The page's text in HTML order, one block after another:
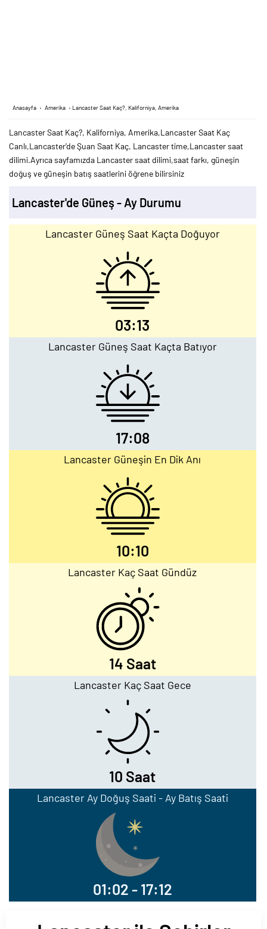
Anasayfa › Amerika › Lancaster Saat Kaç?, Kaliforniya, Amerika
Lancaster Saat Kaç?, Kaliforniya, Amerika,Lancaster Saat Kaç
Canlı,Lancaster'de Şuan Saat Kaç, Lancaster time,Lancaster saat
dilimi.Ayrıca sayfamızda Lancaster saat dilimi,saat farkı, güneşin
doğuş ve güneşin batış saatlerini öğrene bilirsiniz
Lancaster'de Güneş - Ay Durumu
Lancaster Güneş Saat Kaçta Doğuyor
03:13
Lancaster Güneş Saat Kaçta Batıyor
17:08
Lancaster Güneşin En Dik Anı
10:10
Lancaster Kaç Saat Gündüz
14 Saat
Lancaster Kaç Saat Gece
10 Saat
Lancaster Ay Doğuş Saati - Ay Batış Saati
01:02 - 17:12